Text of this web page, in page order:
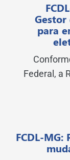
para
Federal, a
FCDL-